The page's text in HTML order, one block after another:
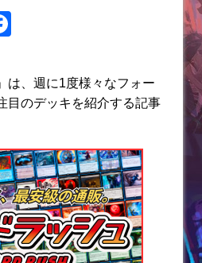
c
e
o
o
k
は、週に1度様々なフォー
目のデッキを紹介する記事